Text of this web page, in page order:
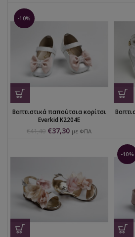
-10%
Βαπτιστικά παπούτσια κορίτσι
Everkid K2204Ε
€41,40 €37,30 με ΦΠΑ
-10%